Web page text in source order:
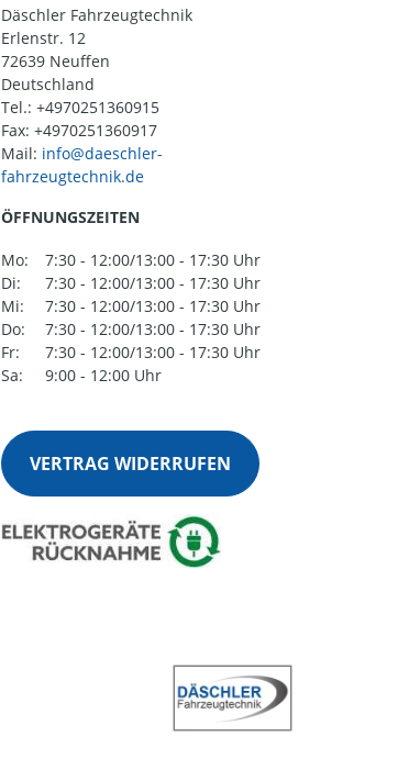
Däschler Fahrzeugtechnik
Erlenstr. 12
72639 Neuffen
Deutschland
Tel.: +4970251360915
Fax: +4970251360917
Mail:
ÖFFNUNGSZEITEN
Mo:
7:30 - 12:00/13:00 - 17:30 Uhr
Di:
7:30 - 12:00/13:00 - 17:30 Uhr
Mi:
7:30 - 12:00/13:00 - 17:30 Uhr
Do:
7:30 - 12:00/13:00 - 17:30 Uhr
Fr:
7:30 - 12:00/13:00 - 17:30 Uhr
Sa:
9:00 - 12:00 Uhr
VERTRAG WIDERRUFEN